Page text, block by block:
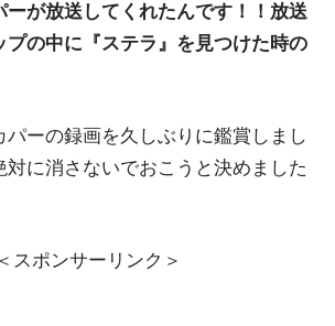
ーが放送してくれたんです！！放送
プの中に『ステラ』を見つけた時の
パーの録画を久しぶりに鑑賞しまし
対に消さないでおこうと決めました
＜スポンサーリンク＞